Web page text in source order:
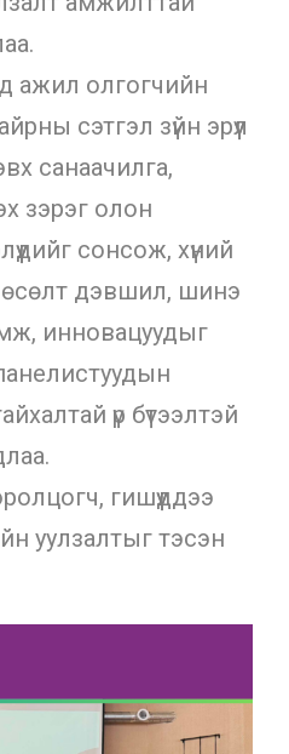
ажил олгогчийн
сэтгэл зүйн эрүүл
санаачилга,
зэрэг олон
сонсож, хүний
дэвшил, шинэ
инновацуудыг
үр бүтээлтэй
гишүүддээ
уулзалтыг тэсэн